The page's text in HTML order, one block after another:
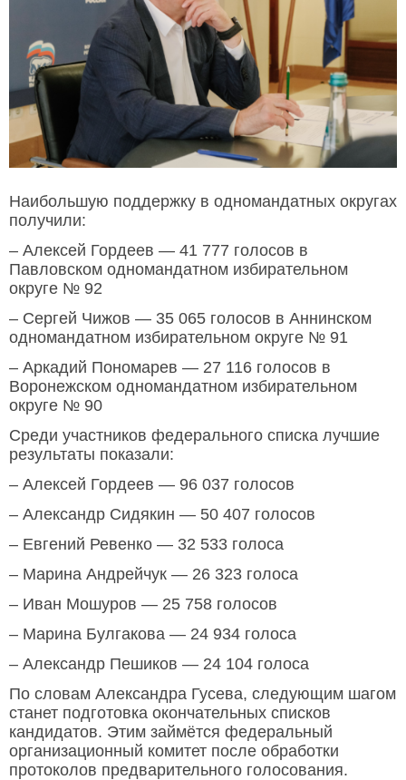
Наибольшую поддержку в одномандатных округах
получили:
– Алексей Гордеев — 41 777 голосов в
Павловском одномандатном избирательном
округе № 92
– Сергей Чижов — 35 065 голосов в Аннинском
одномандатном избирательном округе № 91
– Аркадий Пономарев — 27 116 голосов в
Воронежском одномандатном избирательном
округе № 90
Среди участников федерального списка лучшие
результаты показали:
– Алексей Гордеев — 96 037 голосов
– Александр Сидякин — 50 407 голосов
– Евгений Ревенко — 32 533 голоса
– Марина Андрейчук — 26 323 голоса
– Иван Мошуров — 25 758 голосов
– Марина Булгакова — 24 934 голоса
– Александр Пешиков — 24 104 голоса
По словам Александра Гусева, следующим шагом
станет подготовка окончательных списков
кандидатов. Этим займётся федеральный
организационный комитет после обработки
протоколов предварительного голосования.